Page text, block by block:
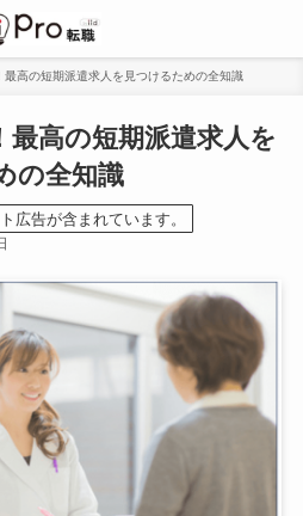
最高の短期派遣求人を見つけるための全知識
最高の短期派遣求人を
の全知識
広告が含まれています。